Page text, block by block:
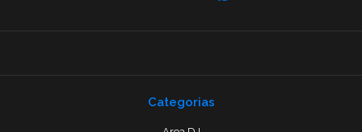
Categorias